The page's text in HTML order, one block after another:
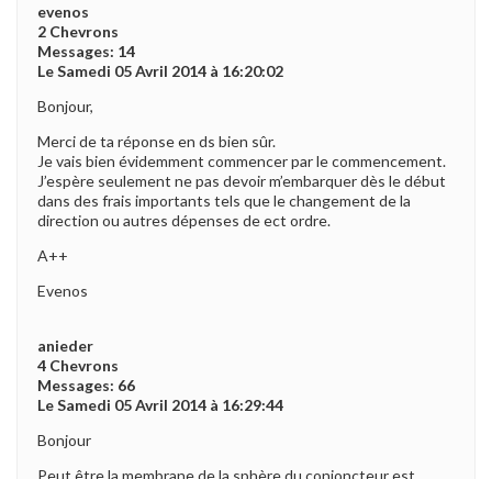
evenos
2 Chevrons
Messages: 14
Le Samedi 05 Avril 2014 à 16:20:02
Bonjour,
Merci de ta réponse en ds bien sûr.
Je vais bien évidemment commencer par le commencement.
J’espère seulement ne pas devoir m’embarquer dès le début
dans des frais importants tels que le changement de la
direction ou autres dépenses de ect ordre.
A++
Evenos
anieder
4 Chevrons
Messages: 66
Le Samedi 05 Avril 2014 à 16:29:44
Bonjour
Peut être la membrane de la sphère du conjoncteur est